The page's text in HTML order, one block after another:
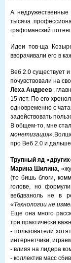
А недружественные
тысяча
графоманский
Идеи тов-ща
вворачивали его в
Веб 2.0 существует
почувствовали на
Леха Андреев ,
15 лет. По его
одновременно с
задействовать
В общем-то, мне
монетизация».
про Веб 2.0 и
Трупный яд
Марина Шилина,
(то бишь блоги,
голове, но
вебдваноль не в
«Технологии не
Еще она много
три практически
- пользователи
интернетчики,
- влияя на лидера
- коллектив масс